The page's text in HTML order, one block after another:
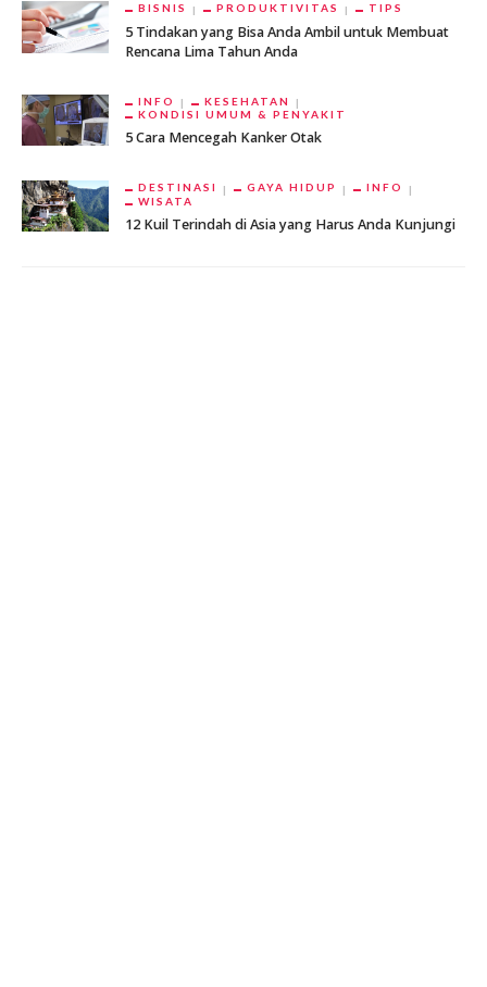
BISNIS PRODUKTIVITAS TIPS
5 Tindakan yang Bisa Anda Ambil untuk Membuat
Rencana Lima Tahun Anda
INFO
KESEHATAN
KONDISI UMUM & PENYAKIT
5 Cara Mencegah Kanker Otak
DESTINASI GAYA HIDUP
INFO
WISATA
12 Kuil Terindah di Asia yang Harus Anda Kunjungi